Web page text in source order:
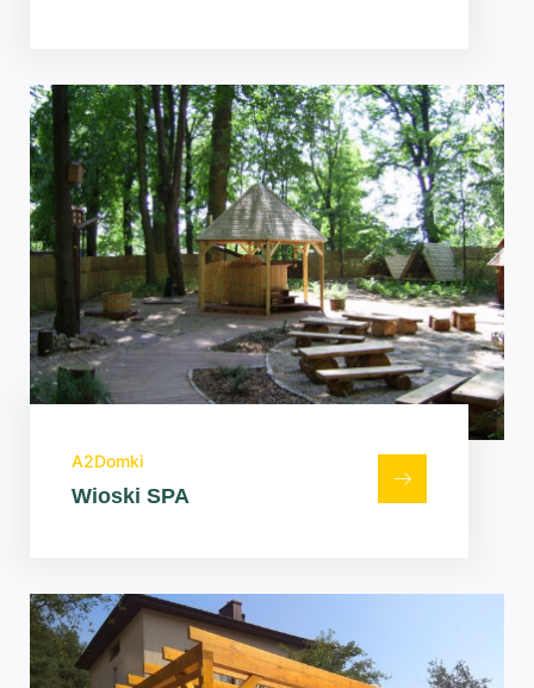
A2Domki
Wioski SPA